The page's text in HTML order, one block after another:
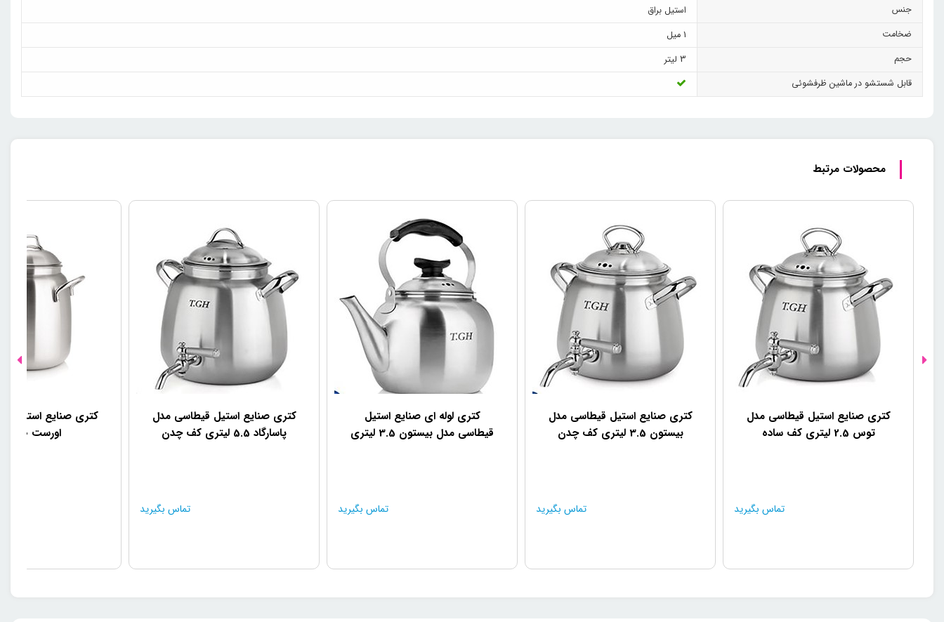
جنس
استیل براق
ضخامت
1 میل
حجم
3 لیتر
قابل شستشو در ماشین ظرفشوئی
محصولات مرتبط
کتری صنایع استیل قیطاسی مدل
توس 2.5 لیتری کف ساده
تماس بگیرید
کتری صنایع استیل قیطاسی مدل
بیستون 3.5 لیتری کف چدن
تماس بگیرید
کتری لوله ای صنایع استیل
قیطاسی مدل بیستون 3.5 لیتری
تماس بگیرید
کتری صنایع استیل قیطاسی مدل
پاسارگاد 5.5 لیتری کف چدن
تماس بگیرید
کتری صنایع استیل
اورست 10 لیتری